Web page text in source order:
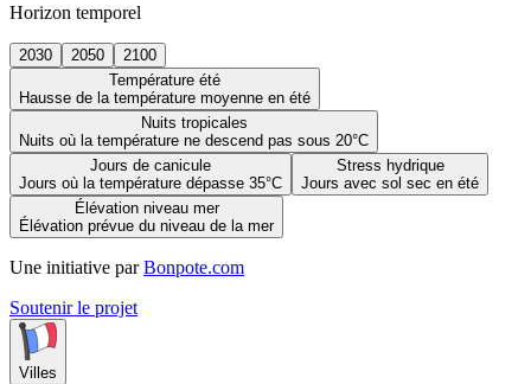
Horizon temporel
2030 2050
2100
Température été
Hausse de la température moyenne en été
Nuits tropicales
Nuits où la température ne descend pas sous 20°C
Jours de canicule
Jours où la température dépasse 35°C
Stress hydrique
Jours avec sol sec en été
Élévation niveau mer
Élévation prévue du niveau de la mer
Une initiative par Bonpote.com
Soutenir le projet
Villes